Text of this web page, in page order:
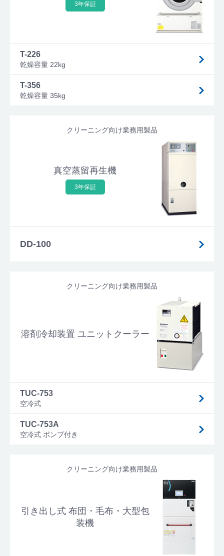
3年保証
T-226
乾燥容量 22kg
T-356
乾燥容量 35kg
クリーニング向け業務用製品
真空蒸留再生機
3年保証
DD-100
クリーニング向け業務用製品
溶剤冷却装置 ユニットクーラー
TUC-753
空冷式
TUC-753A
空冷式 ポンプ付き
クリーニング向け業務用製品
引き出し式 布団・毛布・大型包
装機